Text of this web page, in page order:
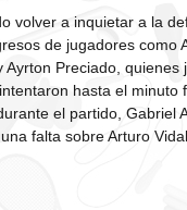
volver a inquietar a la
de jugadores como
Ayrton Preciado, quienes
hasta el minuto
el partido, Gabriel
falta sobre Arturo Vidal.